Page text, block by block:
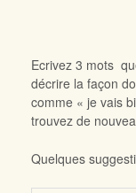
Ecrivez 3 mots
décrire la façon
comme « je vais
trouvez de
Quelques